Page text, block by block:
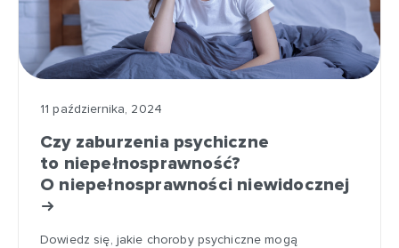
11 października, 2024
Czy zaburzenia psychiczne
to niepełnosprawność?
O niepełnosprawności niewidocznej
Dowiedz się, jakie choroby psychiczne mogą